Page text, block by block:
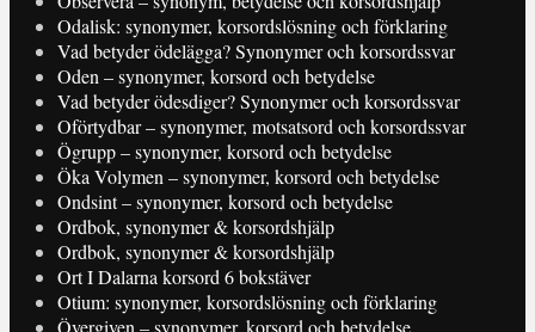
Odalisk: synonymer, korsordslösning och förklaring
Vad betyder ödelägga? Synonymer och korsordssvar
Oden – synonymer, korsord och betydelse
Vad betyder ödesdiger? Synonymer och korsordssvar
Oförtydbar – synonymer, motsatsord och korsordssvar
Ögrupp – synonymer, korsord och betydelse
Öka Volymen – synonymer, korsord och betydelse
Ondsint – synonymer, korsord och betydelse
Ordbok, synonymer & korsordshjälp
Ordbok, synonymer & korsordshjälp
Ort I Dalarna korsord 6 bokstäver
Otium: synonymer, korsordslösning och förklaring
Övergiven – synonymer, korsord och betydelse